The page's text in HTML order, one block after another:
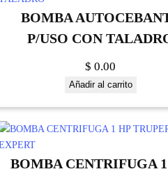
BOMBA
P/USO CON
$ 0.00
Añadir al carrito
BOMBA CENTRIFUGA